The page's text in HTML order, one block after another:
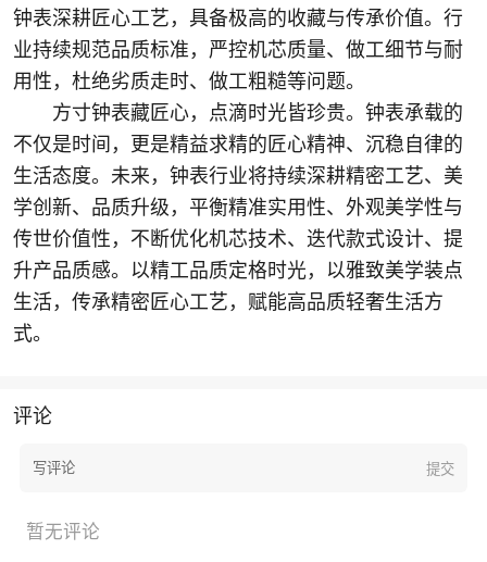
钟表深耕匠心工艺，具备极高的收藏与传承价值。行
业持续规范品质标准，严控机芯质量、做工细节与耐
用性，杜绝劣质走时、做工粗糙等问题。
方寸钟表藏匠心，点滴时光皆珍贵。钟表承载的
不仅是时间，更是精益求精的匠心精神、沉稳自律的
生活态度。未来，钟表行业将持续深耕精密工艺、美
学创新、品质升级，平衡精准实用性、外观美学性与
传世价值性，不断优化机芯技术、迭代款式设计、提
升产品质感。以精工品质定格时光，以雅致美学装点
生活，传承精密匠心工艺，赋能高品质轻奢生活方
式。
评论
暂无评论